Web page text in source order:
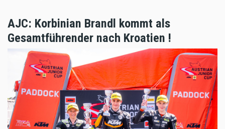
AJC: Korbinian Brandl kommt als
Gesamtführender nach Kroatien !